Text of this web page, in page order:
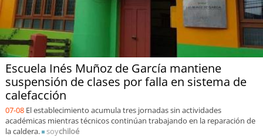
soychiloé
Escuela Inés Muñoz de García mantiene
suspensión de clases por falla en sistema de
calefacción
07-08 El establecimiento acumula tres jornadas sin actividades
académicas mientras técnicos continúan trabajando en la reparación de
la caldera.
soychiloé